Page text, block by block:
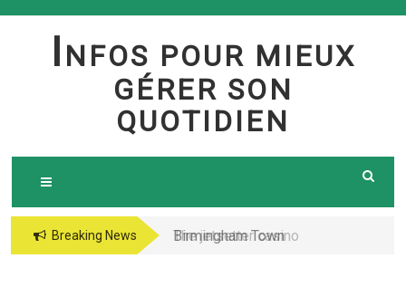
Skip
I NFOS POUR MIEUX
GÉRER SON
QUOTIDIEN
Breaking News
Birmingham Town
The jetsetter casino